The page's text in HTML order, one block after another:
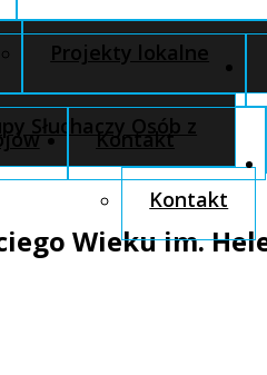
Projekty lokalne
Słuchaczy Osób z
Kontakt
Kontakt
Wieku im.